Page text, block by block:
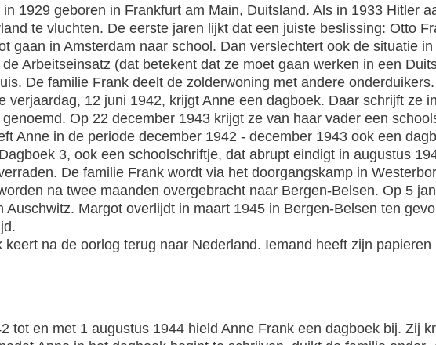
1929 geboren in Frankfurt am Main, Duitsland. Als in 1933 Hitler
te vluchten. De eerste jaren lijkt dat een juiste beslissing: Otto
gaan in Amsterdam naar school. Dan verslechtert ook de situatie
Arbeitseinsatz (dat betekent dat ze moet gaan werken in een
De familie Frank deelt de zolderwoning met andere onderduikers.
verjaardag, 12 juni 1942, krijgt Anne een dagboek. Daar schrijft ze
Op 22 december 1943 krijgt ze van haar vader een
Anne in de periode december 1942 - december 1943 ook een
3, ook een schoolschriftje, dat abrupt eindigt in augustus
De familie Frank wordt via het doorgangskamp in
na twee maanden overgebracht naar Bergen-Belsen. Op 5
Auschwitz. Margot overlijdt in maart 1945 in Bergen-Belsen ten
keert na de oorlog terug naar Nederland. Iemand heeft zijn
tot en met 1 augustus 1944 hield Anne Frank een dagboek bij. Zij